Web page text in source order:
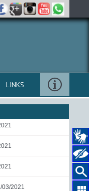
LINKS
03/2021